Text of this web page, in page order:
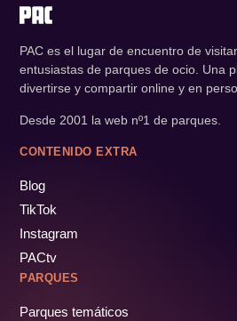
PAC es el lugar de encuentro de
entusiastas de parques de ocio. Una
divertirse y compartir online y en
Desde 2001 la web nº1 de parques.
CONTENIDO EXTRA
Blog
TikTok
Instagram
PACtv
PARQUES
Parques temáticos